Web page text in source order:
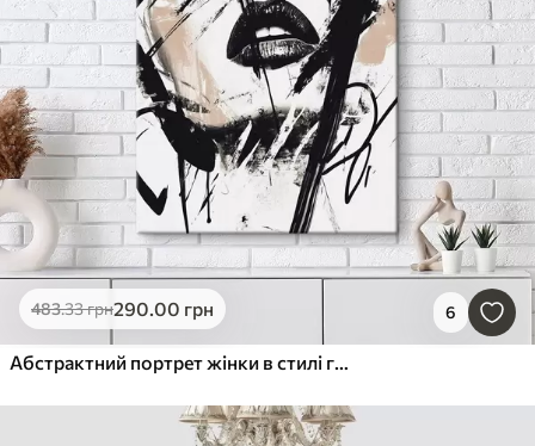
483.33грн290.00 грн 6
Абстрактний портрет жінки в стилі графіті